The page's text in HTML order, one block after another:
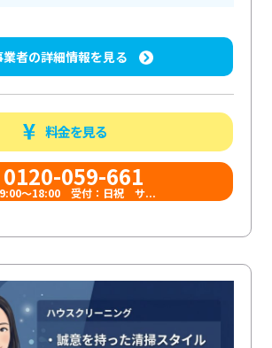
業者の詳細情報を見る
料金を見る
0120-059-661
9:00〜18:00 受付：日祝 サ...